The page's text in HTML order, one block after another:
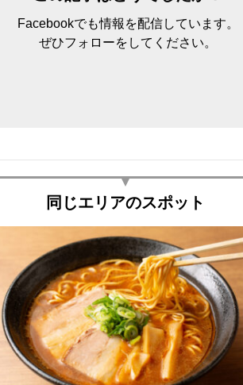
Facebookでも情報を配信しています。
ぜひフォローをしてください。
同じエリアのスポット